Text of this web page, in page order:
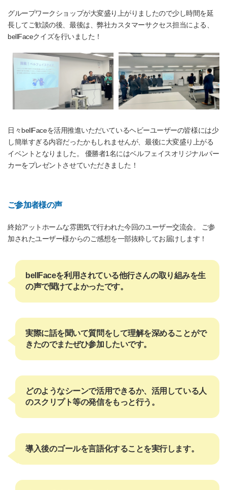
グループワークショップが大変盛り上がりましたので少し時間を延
長してご歓談の後、最後は、弊社カスタマーサクセス担当による、
bellFaceクイズを行いました！
日々bellFaceを活用推進いただいているヘビーユーザーの皆様には少
し簡単すぎる内容だったかもしれませんが、最後に大変盛り上がる
イベントとなりました。 優勝者1名にはベルフェイスオリジナルパー
カーをプレゼントさせていただきました！
ご参加者様の声
終始アットホームな雰囲気で行われた今回のユーザー交流会。 ご参
加されたユーザー様からのご感想を一部抜粋してお届けします！
bellFaceを利用されている他行さんの取り組みを生
の声で聞けてよかったです。
実際に話を聞いて質問をして理解を深めることがで
きたのでまたぜひ参加したいです。
どのようなシーンで活用できるか、活用している人
のスクリプト等の発信をもっと行う。
導入後のゴールを言語化することを実行します。